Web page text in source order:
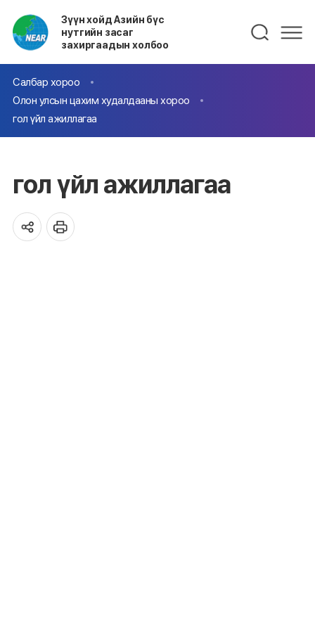
Зүүн хойд Азийн бүс
нутгийн засаг
захиргаадын холбоо
Салбар хороо
Олон улсын цахим худалдааны хороо
гол үйл ажиллагаа
гол үйл ажиллагаа